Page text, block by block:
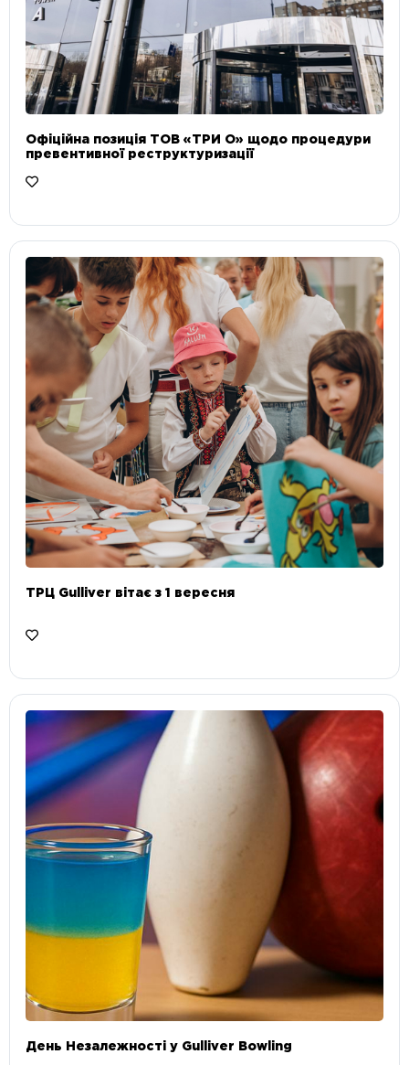
Офіційна позиція ТОВ «ТРИ О» щодо процедури
превентивної реструктуризації
ТРЦ Gulliver вітає з 1 вересня
День Незалежності у Gulliver Bowling